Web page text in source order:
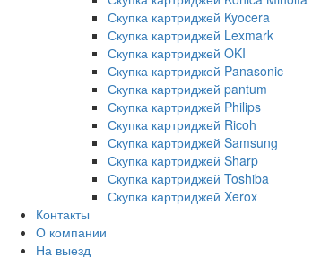
Скупка картриджей Kyocera
Скупка картриджей Lexmark
Скупка картриджей OKI
Скупка картриджей Panasonic
Скупка картриджей pantum
Скупка картриджей Philips
Скупка картриджей Ricoh
Скупка картриджей Samsung
Скупка картриджей Sharp
Скупка картриджей Toshiba
Скупка картриджей Xerox
Контакты
О компании
На выезд